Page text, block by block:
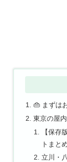
👜 まずは
東京の屋
【保存
トまと
立川・